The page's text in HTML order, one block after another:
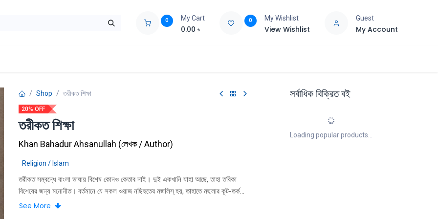
0 My Cart
0.00 ৳
0 My Wishlist
View Wishlist
Guest
My Account
Shop তরীকত শিক্ষা
20% OFF
তরীকত শিক্ষা
Khan Bahadur Ahsanullah (লেখক / Author)
Religion / Islam
তরীকত সম্বন্ধে বাংলা ভাষায় বিশেষ কোনও কেতাব নাই। দুই একখানি যাহা আছে, তাহা তরিকা
বিশেষের জন্য মনােনীত। বর্তমানে যে সকল ওয়াজ নছিহতের মজলিস্ হয়, তাহাতে মছলার কূট-তর্ক
প্রধানতঃ আলােচিত হইয়া থাকে। মারেফত সম্বন্ধে কোন নছিহত দেওয়া হয় না। সাধারণ মােছলেমের
See More
সর্বাধিক বিক্রিত বই
Loading popular products...